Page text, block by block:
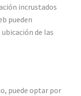
incrustados
pueden
de las
puede optar por